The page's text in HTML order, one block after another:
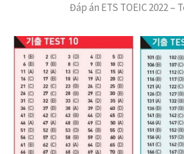
Đáp án ETS TOEIC 2022 –